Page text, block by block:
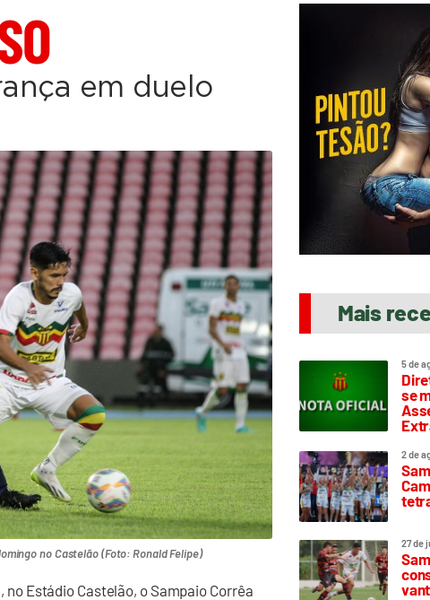
em duelo
no Castelão (Foto: Ronald Felipe)
Estádio Castelão, o Sampaio Corrêa
Mais
5 de
se
2 de
27 de